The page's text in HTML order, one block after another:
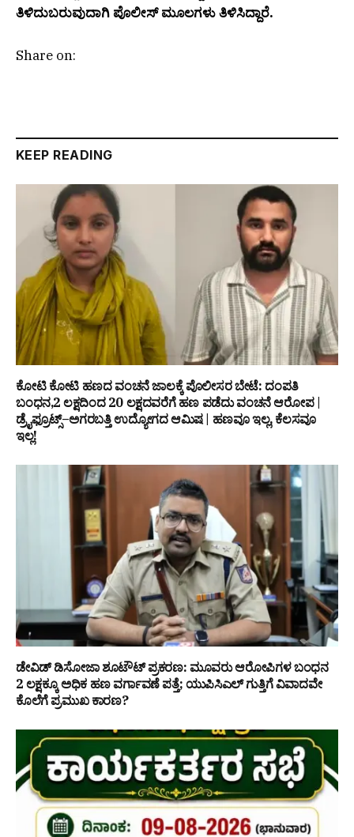
ತಿಳಿದುಬರುವುದಾಗಿ ಪೊಲೀಸ್ ಮೂಲಗಳು ತಿಳಿಸಿದ್ದಾರೆ.
Share on:
KEEP READING
ಕೋಟಿ ಕೋಟಿ ಹಣದ ವಂಚನೆ ಜಾಲಕ್ಕೆ ಪೊಲೀಸರ ಬೇಟೆ: ದಂಪತಿ
ಬಂಧನ,₹2 ಲಕ್ಷದಿಂದ ₹20 ಲಕ್ಷದವರೆಗೆ ಹಣ ಪಡೆದು ವಂಚನೆ ಆರೋಪ |
ಡ್ರೈಫ್ರೂಟ್ಸ್–ಅಗರಬತ್ತಿ ಉದ್ಯೋಗದ ಆಮಿಷ | ಹಣವೂ ಇಲ್ಲ, ಕೆಲಸವೂ
ಇಲ್ಲ!
ಡೇವಿಡ್ ಡಿಸೋಜಾ ಶೂಟೌಟ್ ಪ್ರಕರಣ: ಮೂವರು ಆರೋಪಿಗಳ ಬಂಧನ
₹2 ಲಕ್ಷಕ್ಕೂ ಅಧಿಕ ಹಣ ವರ್ಗಾವಣೆ ಪತ್ತೆ; ಯುಪಿಸಿಎಲ್ ಗುತ್ತಿಗೆ ವಿವಾದವೇ
ಕೊಲೆಗೆ ಪ್ರಮುಖ ಕಾರಣ?